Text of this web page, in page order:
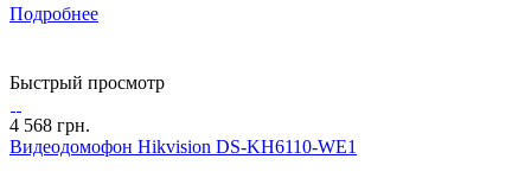
Подробнее
Быстрый просмотр
4 568 грн.
Видеодомофон Hikvision DS-KH6110-WE1